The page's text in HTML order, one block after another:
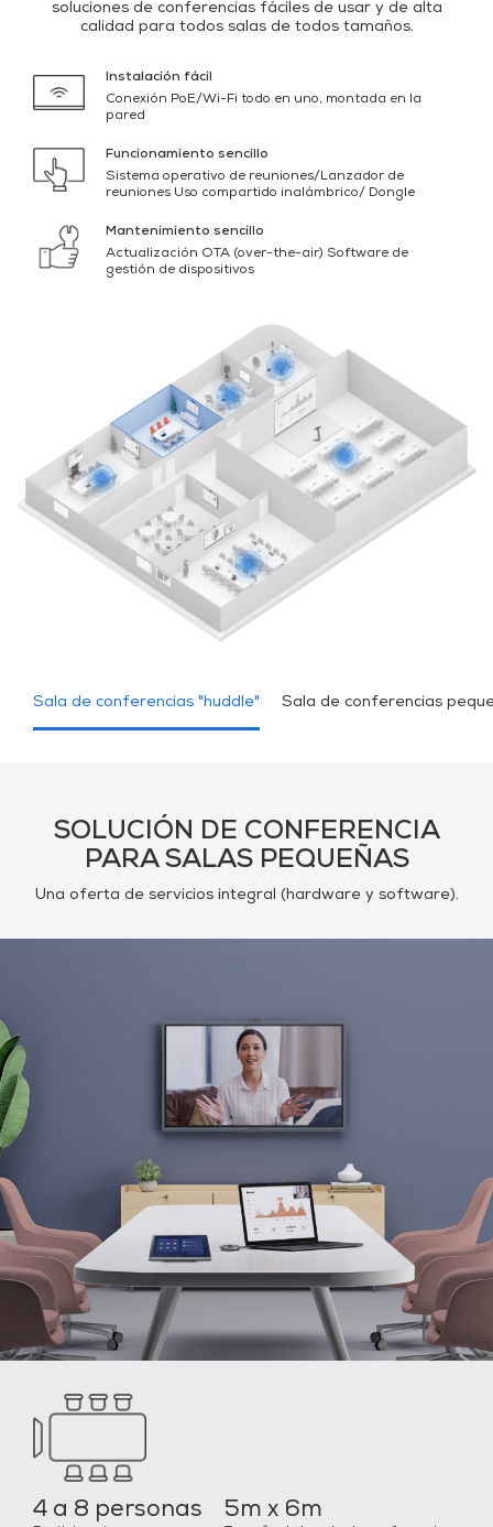
soluciones de conferencias fáciles de usar y de alta
calidad para todos salas de todos tamaños.
Instalación fácil
Conexión PoE/Wi-Fi todo en uno, montada en la
pared
Funcionamiento sencillo
Sistema operativo de reuniones/Lanzador de
reuniones Uso compartido inalámbrico/ Dongle
Mantenimiento sencillo
Actualización OTA (over-the-air) Software de
gestión de dispositivos
Sala de conferencias "huddle" Sala de conferencias
SOLUCIÓN DE CONFERENCIA
PARA SALAS PEQUEÑAS
Una oferta de servicios integral (hardware y software).
4 a 8 personas 5m x 6m